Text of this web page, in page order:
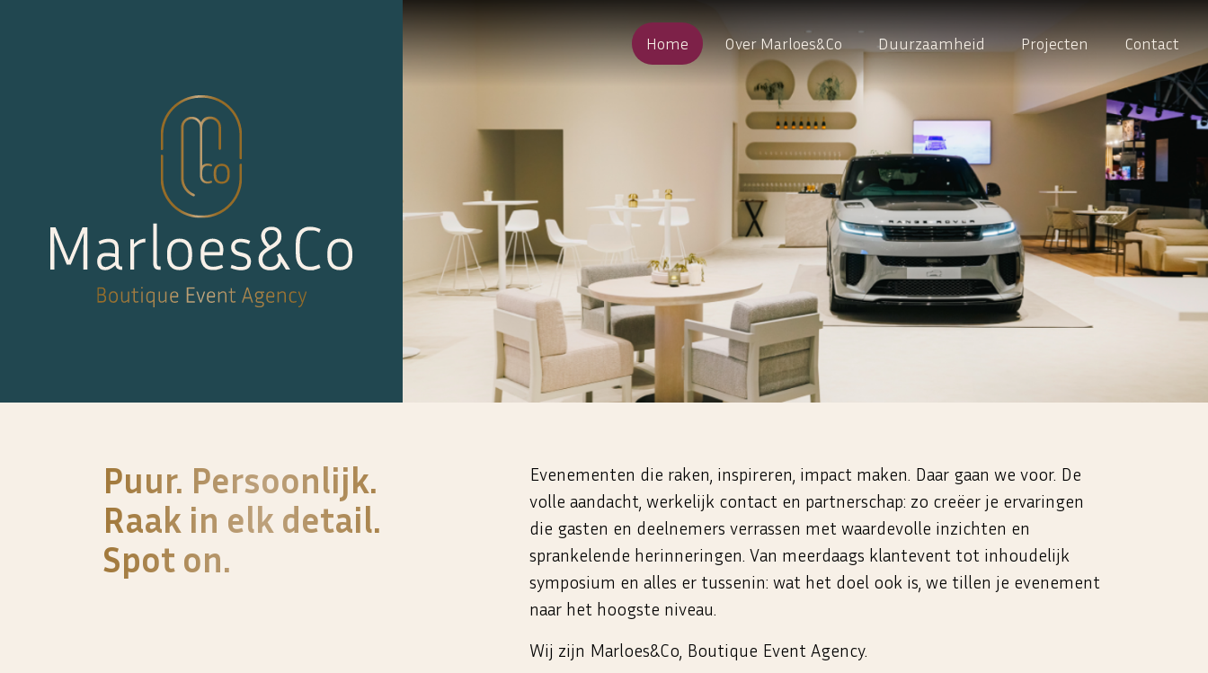
Home Over Marloes&Co Duurzaamheid Projecten Contact
Puur. Persoonlijk.
Raak in elk detail.
Spot on.
Evenementen die raken, inspireren, impact maken. Daar gaan we voor. De
volle aandacht, werkelijk contact en partnerschap: zo creëer je ervaringen
die gasten en deelnemers verrassen met waardevolle inzichten en
sprankelende herinneringen. Van meerdaags klantevent tot inhoudelijk
symposium en alles er tussenin: wat het doel ook is, we tillen je evenement
naar het hoogste niveau.
Wij zijn Marloes&Co, Boutique Event Agency.